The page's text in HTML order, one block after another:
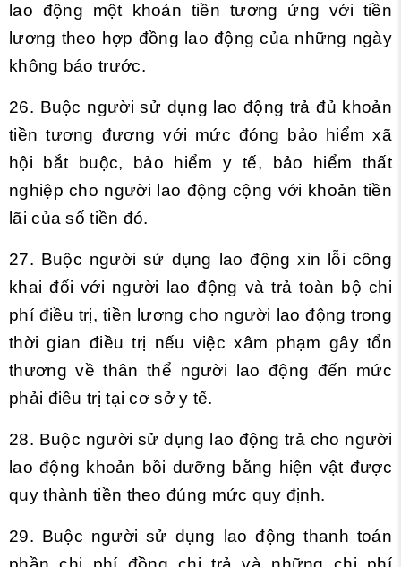
lao động một khoản tiền tương ứng với tiền
lương theo hợp đồng lao động của những ngày
không báo trước.
26. Buộc người sử dụng lao động trả đủ khoản
tiền tương đương với mức đóng bảo hiểm xã
hội bắt buộc, bảo hiểm y tế, bảo hiểm thất
nghiệp cho người lao động cộng với khoản tiền
lãi của số tiền đó.
27. Buộc người sử dụng lao động xin lỗi công
khai đối với người lao động và trả toàn bộ chi
phí điều trị, tiền lương cho người lao động trong
thời gian điều trị nếu việc xâm phạm gây tổn
thương về thân thể người lao động đến mức
phải điều trị tại cơ sở y tế.
28. Buộc người sử dụng lao động trả cho người
lao động khoản bồi dưỡng bằng hiện vật được
quy thành tiền theo đúng mức quy định.
29. Buộc người sử dụng lao động thanh toán